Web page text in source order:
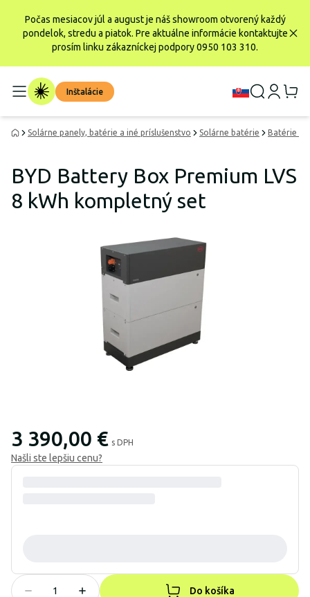
Počas mesiacov júl a august je náš showroom otvorený každý
pondelok, stredu a piatok. Pre aktuálne informácie kontaktujte
prosím linku zákazníckej podpory 0950 103 310.
Inštalácie
Solárne panely, batérie a iné príslušenstvo Solárne batérie Batérie
BYD Battery Box Premium LVS
8 kWh kompletný set
3 390,00 € s DPH
Našli ste lepšiu cenu?
Do košíka